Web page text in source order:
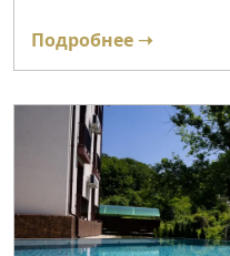
Подробнее ➝